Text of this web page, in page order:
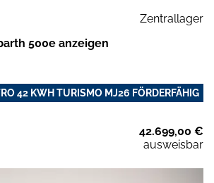
Zentrallager
500e anzeigen
42 KWH TURISMO MJ26 FÖRDERFÄHIG
42.699,00 €
ausweisbar